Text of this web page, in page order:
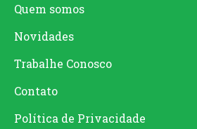
Quem somos
Novidades
Trabalhe Conosco
Contato
Política de Privacidade